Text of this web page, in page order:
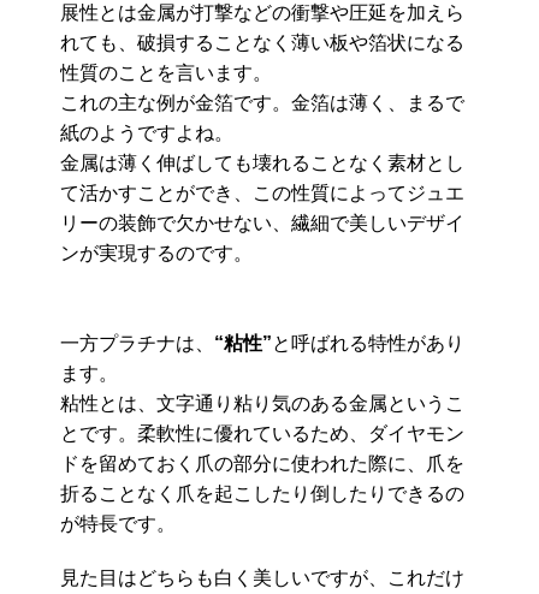
展性とは金属が打撃などの衝撃や圧延を加えら
れても、破損することなく薄い板や箔状になる
性質のことを言います。
これの主な例が金箔です。金箔は薄く、まるで
紙のようですよね。
金属は薄く伸ばしても壊れることなく素材とし
て活かすことができ、この性質によってジュエ
リーの装飾で欠かせない、繊細で美しいデザイ
ンが実現するのです。
一方プラチナは、 “粘性”と呼ばれる特性があり
ます。
粘性とは、文字通り粘り気のある金属というこ
とです。柔軟性に優れているため、ダイヤモン
ドを留めておく爪の部分に使われた際に、爪を
折ることなく爪を起こしたり倒したりできるの
が特長です。
見た目はどちらも白く美しいですが、これだけ